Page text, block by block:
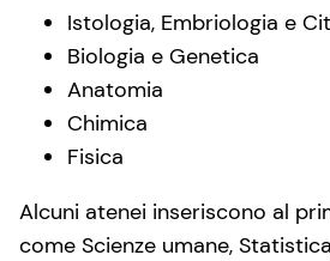
Istologia, Embriologia e
Biologia e Genetica
Anatomia
Chimica
Fisica
Alcuni atenei inseriscono al
come Scienze umane,